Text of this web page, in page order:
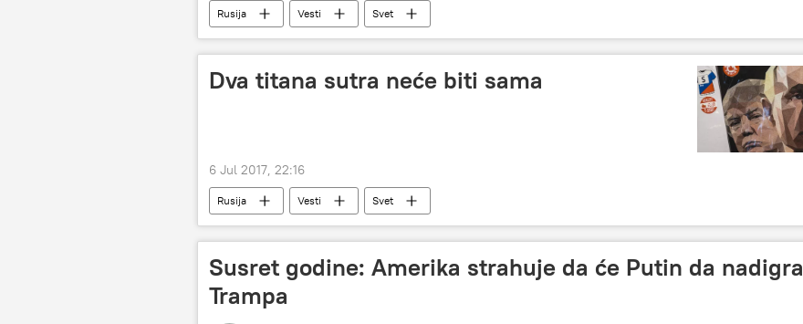
Rusija Vesti Svet
Dva titana sutra neće biti sama
6 Jul 2017, 22:16
Rusija Vesti Svet
Susret godine: Amerika strahuje da će Putin da nadigra
Trampa